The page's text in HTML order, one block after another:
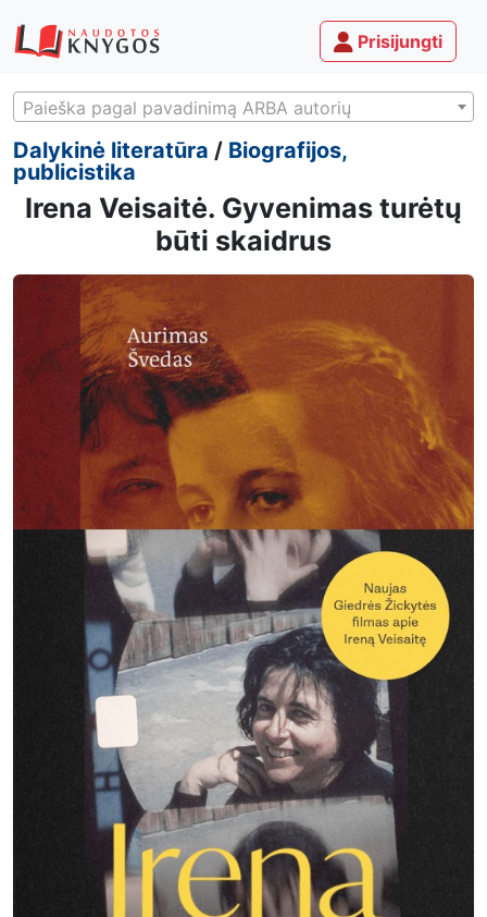
Prisijungti
Paieška pagal pavadinimą ARBA autorių
Dalykinė literatūra / Biografijos,
publicistika
Irena Veisaitė. Gyvenimas turėtų
būti skaidrus